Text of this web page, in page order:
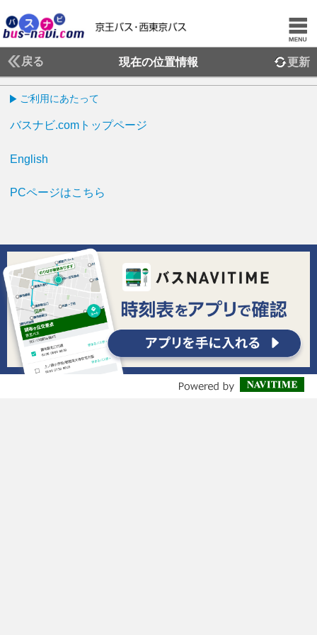
戻る 現在の位置情報 更新
ご利用にあたって
バスナビ.comトップページ
English
PCページはこちら